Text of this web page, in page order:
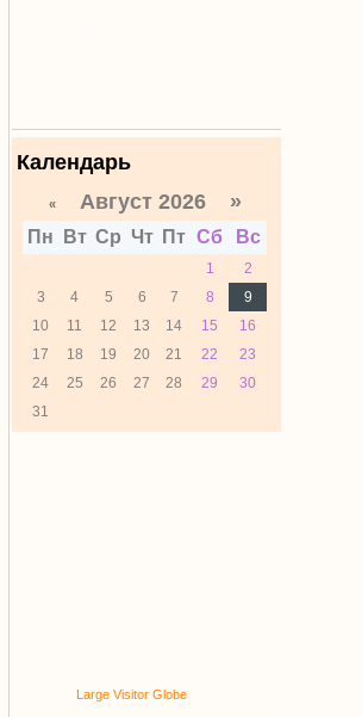
Календарь
«Август 2026 »
Пн Вт Ср Чт Пт Сб Вс
1
2
3
4 5 6 7 8
9
10
11 12 13 14 15
16
17
18 19 20 21 22
23
24
25 26 27 28 29
30
31
Large Visitor Globe